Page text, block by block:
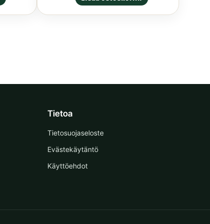
Tietoa
Tietosuojaseloste
Evästekäytäntö
Käyttöehdot